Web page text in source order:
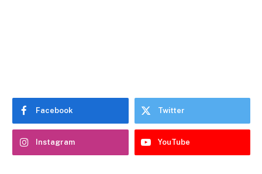
Facebook Twitter
Instagram YouTube